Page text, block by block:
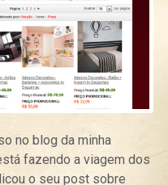
no blog da minha
fazendo a viagem dos
o seu post sobre